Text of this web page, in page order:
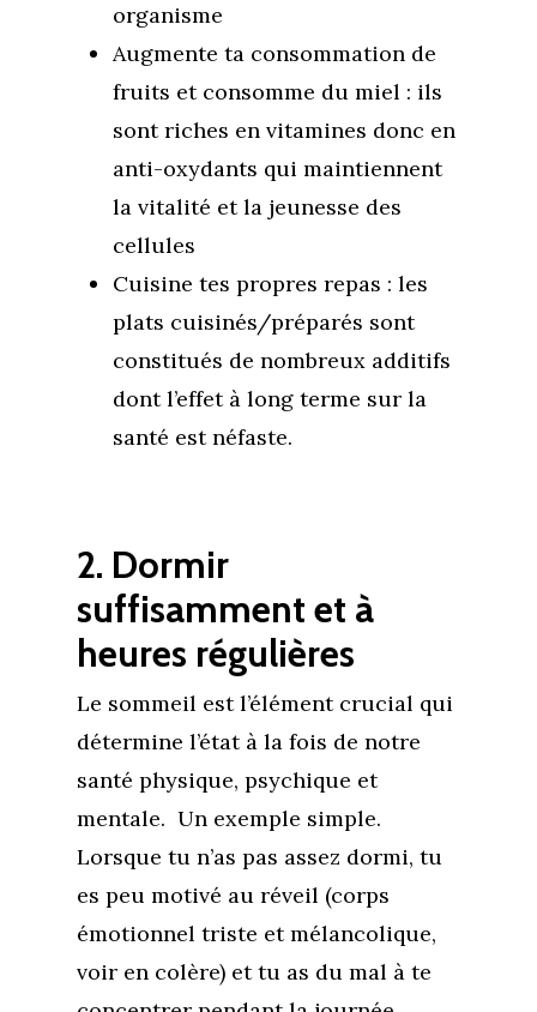
organisme
Augmente ta consommation de
fruits et consomme du miel : ils
sont riches en vitamines donc en
anti-oxydants qui maintiennent
la vitalité et la jeunesse des
cellules
Cuisine tes propres repas : les
plats cuisinés/préparés sont
constitués de nombreux additifs
dont l’effet à long terme sur la
santé est néfaste.
2. Dormir
suffisamment et à
heures régulières
Le sommeil est l’élément crucial qui
détermine l’état à la fois de notre
santé physique, psychique et
mentale. Un exemple simple.
Lorsque tu n’as pas assez dormi, tu
es peu motivé au réveil (corps
émotionnel triste et mélancolique,
voir en colère) et tu as du mal à te